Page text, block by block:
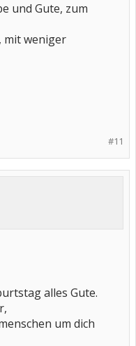
und Gute, zum
mit weniger
#11
alles Gute.
um dich